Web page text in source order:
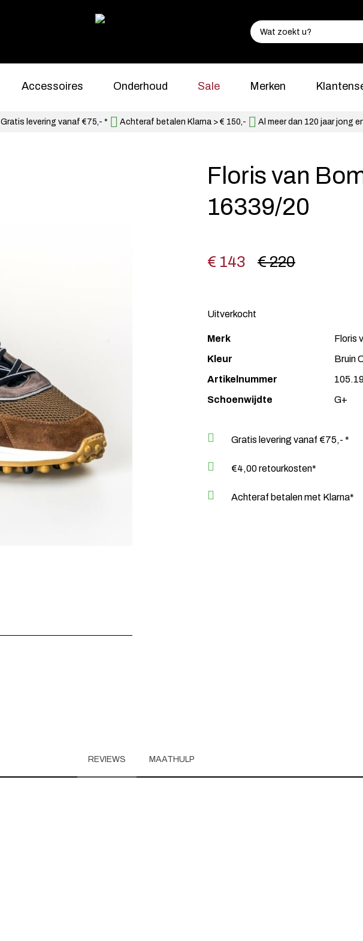
Accessoires Onderhoud Sale Merken
Gratis levering vanaf €75,- * Achteraf betalen Klarna > € 150,- Al meer dan 120 jaar jong
Floris van
16339/20
€ 220
€ 143
Uitverkocht
Merk
Floris
Kleur
Bruin
Artikelnummer
Schoenwijdte
G+
Gratis levering vanaf €75,- *
€4,00 retourkosten*
Achteraf betalen met Klarna*
REVIEWS MAATHULP